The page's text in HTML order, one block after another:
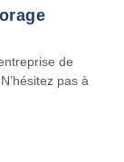
de
pas à